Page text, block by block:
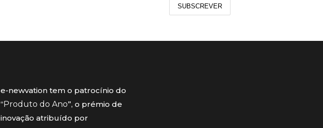
SUBSCREVER
e-newvation tem o patrocínio do
“ Produto do Ano”, o prémio de
inovação atribuído por